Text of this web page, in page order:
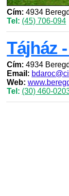
Cím: 4934
Tel: (45) 706-094
Tájház
Cím: 4934
Email:
Web:
Tel: (30) 460-